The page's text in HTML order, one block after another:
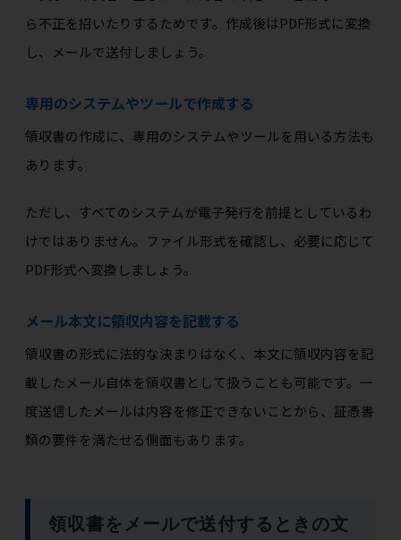
ら不正を招いたりするためです。作成後はPDF形式に変換
し、メールで送付しましょう。
専用のシステムやツールで作成する
領収書の作成に、専用のシステムやツールを用いる方法も
あります。
ただし、すべてのシステムが電子発行を前提としているわ
けではありません。ファイル形式を確認し、必要に応じて
PDF形式へ変換しましょう。
メール本文に領収内容を記載する
領収書の形式に法的な決まりはなく、本文に領収内容を記
載したメール自体を領収書として扱うことも可能です。一
度送信したメールは内容を修正できないことから、証憑書
類の要件を満たせる側面もあります。
領収書をメールで送付するときの文